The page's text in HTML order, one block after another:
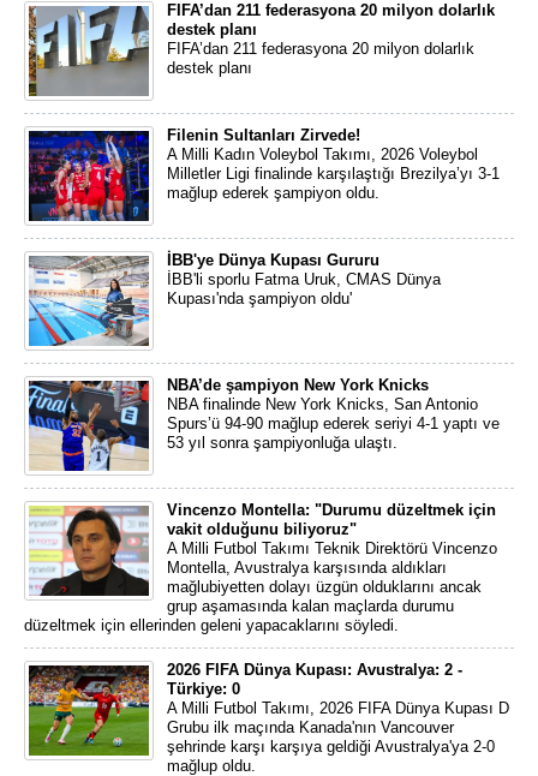
FIFA’dan 211 federasyona 20 milyon dolarlık
destek planı
FIFA’dan 211 federasyona 20 milyon dolarlık
destek planı
Filenin Sultanları Zirvede!
A Milli Kadın Voleybol Takımı, 2026 Voleybol
Milletler Ligi finalinde karşılaştığı Brezilya’yı 3-1
mağlup ederek şampiyon oldu.
İBB'ye Dünya Kupası Gururu
İBB'li sporlu Fatma Uruk, CMAS Dünya
Kupası'nda şampiyon oldu'
NBA’de şampiyon New York Knicks
NBA finalinde New York Knicks, San Antonio
Spurs’ü 94-90 mağlup ederek seriyi 4-1 yaptı ve
53 yıl sonra şampiyonluğa ulaştı.
Vincenzo Montella: "Durumu düzeltmek için
vakit olduğunu biliyoruz"
A Milli Futbol Takımı Teknik Direktörü Vincenzo
Montella, Avustralya karşısında aldıkları
mağlubiyetten dolayı üzgün olduklarını ancak
grup aşamasında kalan maçlarda durumu
düzeltmek için ellerinden geleni yapacaklarını söyledi.
2026 FIFA Dünya Kupası: Avustralya: 2 -
Türkiye: 0
A Milli Futbol Takımı, 2026 FIFA Dünya Kupası D
Grubu ilk maçında Kanada'nın Vancouver
şehrinde karşı karşıya geldiği Avustralya'ya 2-0
mağlup oldu.